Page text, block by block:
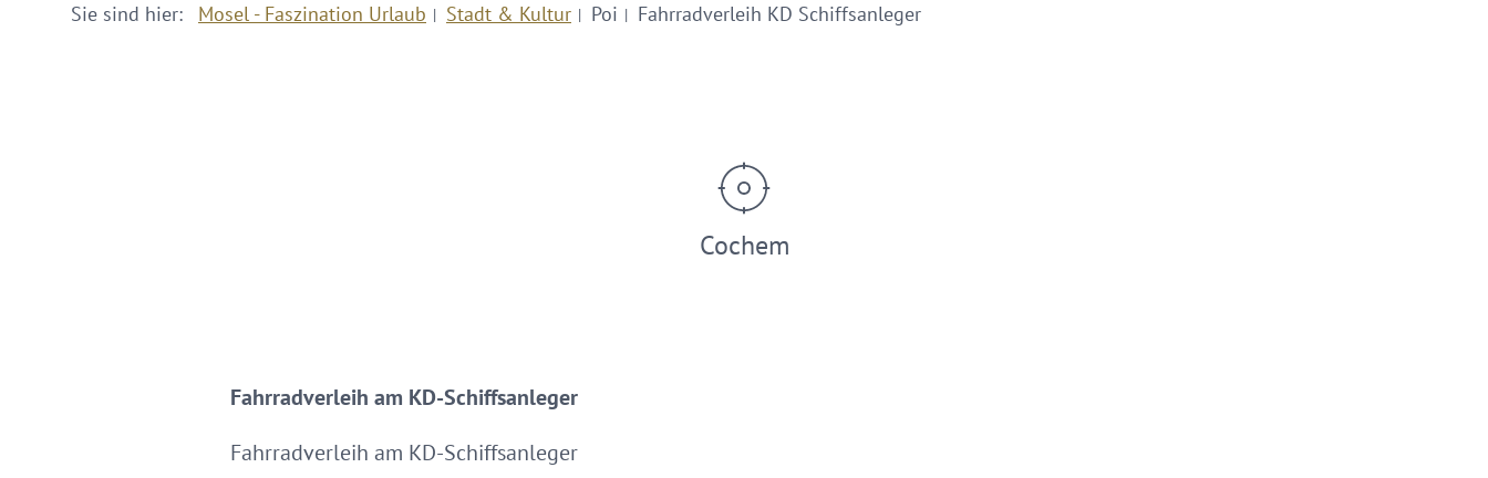
Sie sind hier: Mosel - Faszination Urlaub Stadt & Kultur Poi Fahrradverleih KD Schiffsanleger
Cochem
Fahrradverleih am KD-Schiffsanleger
Fahrradverleih am KD-Schiffsanleger